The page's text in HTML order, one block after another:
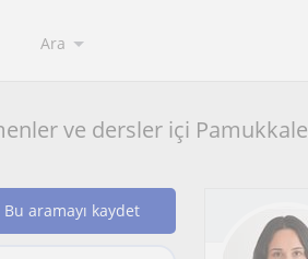
Ara
ve dersler içi Pamukkale
Bu aramayı kaydet